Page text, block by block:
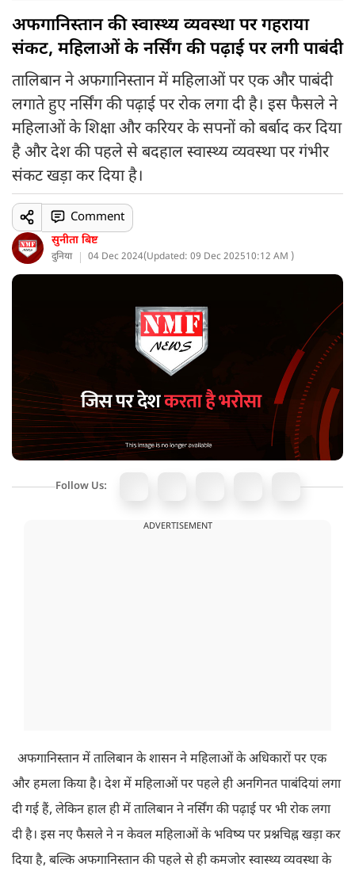
अफगानिस्तान की स्वास्थ्य व्यवस्था पर गहराया
संकट, महिलाओं के नर्सिंग की पढ़ाई पर लगी पाबंदी
तालिबान ने अफगानिस्तान में महिलाओं पर एक और पाबंदी
लगाते हुए नर्सिंग की पढ़ाई पर रोक लगा दी है। इस फैसले ने
महिलाओं के शिक्षा और करियर के सपनों को बर्बाद कर दिया
है और देश की पहले से बदहाल स्वास्थ्य व्यवस्था पर गंभीर
संकट खड़ा कर दिया है।
सुनीता बिष्ट
दुनिया 04 Dec 2024(Updated: 09 Dec 202510:12 AM )
Comment
Follow Us:
ADVERTISEMENT
अफगानिस्तान में तालिबान के शासन ने महिलाओं के अधिकारों पर एक
और हमला किया है। देश में महिलाओं पर पहले ही अनगिनत पाबंदियां लगा
दी गई हैं, लेकिन हाल ही में तालिबान ने नर्सिंग की पढ़ाई पर भी रोक लगा
दी है। इस नए फैसले ने न केवल महिलाओं के भविष्य पर प्रश्नचिह्न खड़ा कर
दिया है, बल्कि अफगानिस्तान की पहले से ही कमजोर स्वास्थ्य व्यवस्था के